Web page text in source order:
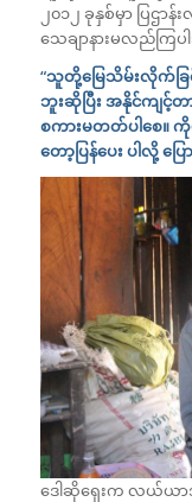
၂၀၁၂ ခုနှစ်မှာ ပြဌ
သေချာနားမလည်ကြပ
“သူတို့မြေသိမ်းလိုက်ခြင်
ဘူးဆိုပြီး အနိုင်ကျင့်
စကားမတတ်ပါစေ
တော့ပြန်ပေး ပါလို့ ပြ
ဒေါဆိုရှေးက လယ်ယာ